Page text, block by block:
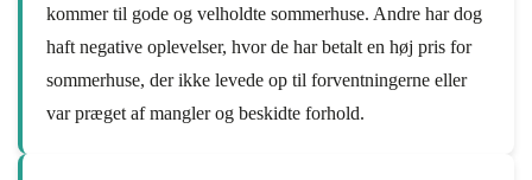
kommer til gode og velholdte sommerhuse. Andre har dog
haft negative oplevelser, hvor de har betalt en høj pris for
sommerhuse, der ikke levede op til forventningerne eller
var præget af mangler og beskidte forhold.